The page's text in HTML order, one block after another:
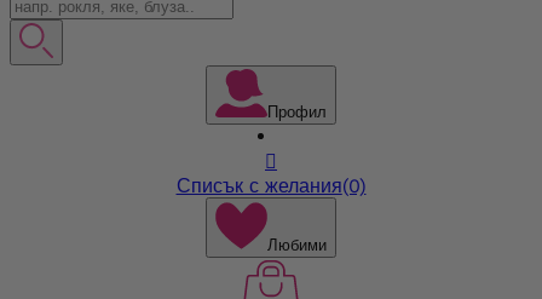
Профил

Списък с желания(0)
Любими